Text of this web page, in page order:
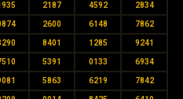
2187 4592 2834
2600 6148 7862
8401 1285 9241
5391 0133 6934
5863 6219 7842